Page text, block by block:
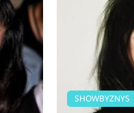
SHOWBYZNYS